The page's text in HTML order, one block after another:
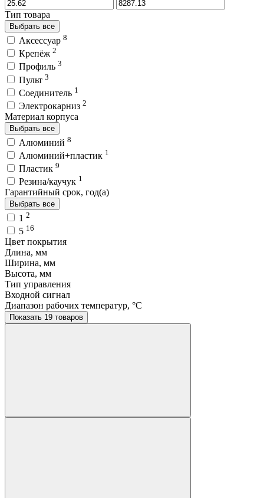
Тип товара
Выбрать все
Аксессуар 8
Крепёж 2
Профиль 3
Пульт 3
Соединитель 1
Электрокарниз 2
Материал корпуса
Выбрать все
Алюминий 8
Алюминий+пластик 1
Пластик 9
Резина/каучук 1
Гарантийный срок, год(а)
Выбрать все
1 2
5 16
Цвет покрытия
Длина, мм
Ширина, мм
Высота, мм
Тип управления
Входной сигнал
Диапазон рабочих температур, °C
Показать 19 товаров